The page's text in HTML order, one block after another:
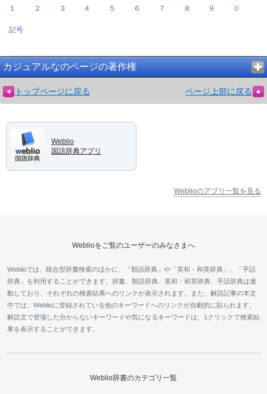
１ ２ ３ ４ ５ ６ ７ ８ ９ ０
記号
カジュアルなのページの著作権
トップページに戻る ページ上部に戻る
Weblio
国語辞典アプリ
Weblioのアプリ一覧を見る
Weblioをご覧のユーザーのみなさまへ
Weblioでは、統合型辞書検索のほかに、「類語辞典」や「英和・和英辞典」、「手話
辞典」を利用することができます。辞書、類語辞典、英和・和英辞典、手話辞典は連
動しており、それぞれの検索結果へのリンクが表示されます。また、解説記事の本文
中では、Weblioに登録されている他のキーワードへのリンクが自動的に貼られます。
解説文で登場した分からないキーワードや気になるキーワードは、1クリックで検索結
果を表示することができます。
Weblio辞書のカテゴリ一覧